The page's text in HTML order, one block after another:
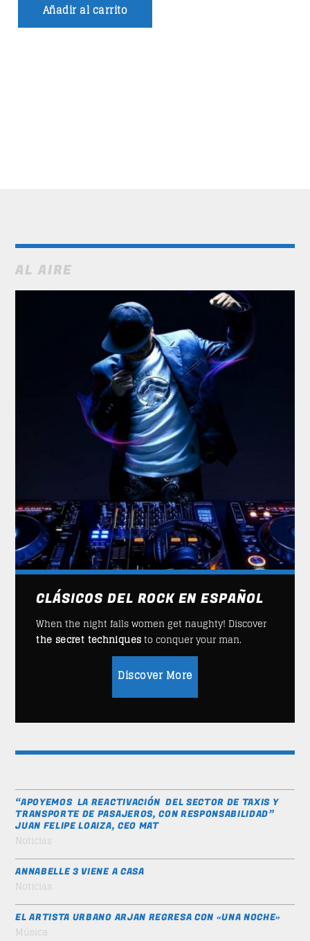
Añadir al carrito
AL AIRE
CLÁSICOS DEL ROCK EN ESPAÑOL
When the night falls women get naughty! Discover
the secret techniquesto conquer your man.
Discover More
“APOYEMOS LA REACTIVACIÓN DEL SECTOR DE TAXIS Y
TRANSPORTE DE PASAJEROS, CON RESPONSABILIDAD”
JUAN FELIPE LOAIZA, CEO MAT
Noticias
ANNABELLE 3 VIENE A CASA
Noticias
EL ARTISTA URBANO ARJAN REGRESA CON «UNA NOCHE»
Música